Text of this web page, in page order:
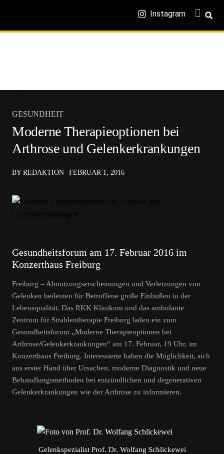
Instagram
GESUNDHEIT
Moderne Therapieoptionen bei
Arthrose und Gelenkerkrankungen
BY REDAKTION FEBRUAR 1, 2016
Gesundheitsforum am 17. Februar 2016 im
Konzerthaus Freiburg
Freiburg – Abnutzungserscheinungen und Verletzungen von
Gelenken bedeuten für Betroffene große Einbußen in der
Lebensqualität. Das RKK Klinikum und das ambulante
Zentrum für Strahlentherapie Freiburg laden ein zum
Gesundheitsforum „Moderne Therapieoptionen bei
Arthrose/Gelenkerkrankungen“ am 17. Februar, 19 Uhr, im
Konzerthaus Freiburg. Interessierte haben die Möglichkeit, sich
aus erster Hand über Ursachen, moderne Diagnostik und neue
Behandlungsmethoden bei entzündlichen und degenerativen
Gelenkerkrankungen wie der Arthrose zu informieren.
Gelenkspezialist Prof. Dr. Wolfang Schlickewei